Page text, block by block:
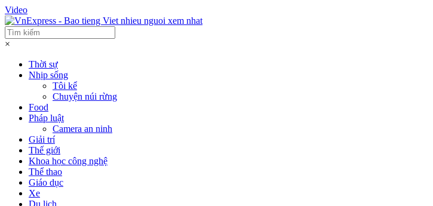
Video
×
Thời sự
Nhịp sống
Tôi kể
Chuyện núi rừng
Food
Pháp luật
Camera an ninh
Giải trí
Thế giới
Khoa học công nghệ
Thể thao
Giáo dục
Xe
Du lịch